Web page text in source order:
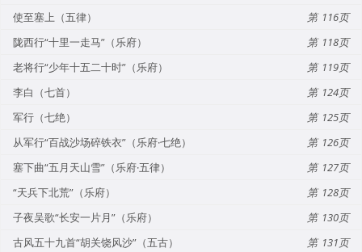
使至塞上（五律）
116
陇西行“十里一走马”（乐府）
118
老将行“少年十五二十时”（乐府）
119
李白（七首）
124
军行（七绝）
125
从军行“百战沙场碎铁衣”（乐府·七绝）
126
塞下曲“五月天山雪”（乐府·五律）
127
“天兵下北荒”（乐府）
128
子夜吴歌“长安一片月”（乐府）
130
古风五十九首“胡关饶风沙”（五古）
131